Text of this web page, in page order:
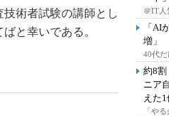
術者試験の講師とし
と幸いである。
＠IT人
「AI
増」
40代だ
約8
ニア
えた1
「や